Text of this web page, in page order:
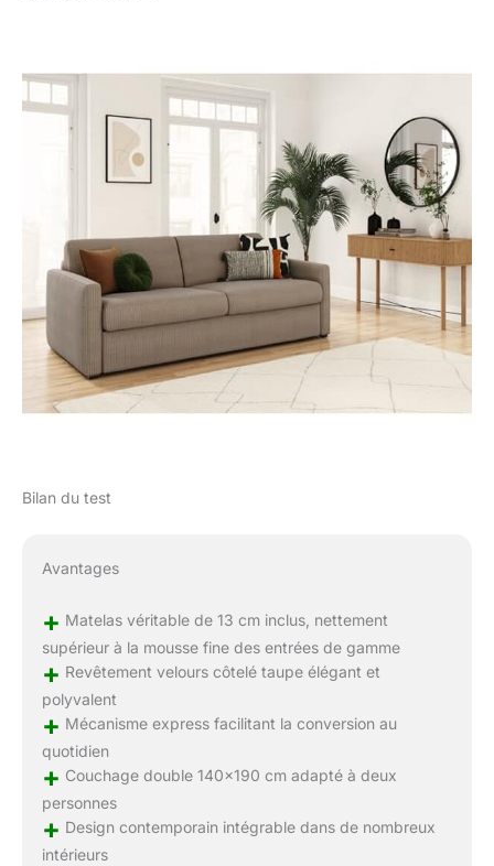
Bilan du test
Avantages
+ Matelas véritable de 13 cm inclus, nettement
supérieur à la mousse fine des entrées de gamme
+ Revêtement velours côtelé taupe élégant et
polyvalent
+ Mécanisme express facilitant la conversion au
quotidien
+ Couchage double 140×190 cm adapté à deux
personnes
+ Design contemporain intégrable dans de nombreux
intérieurs